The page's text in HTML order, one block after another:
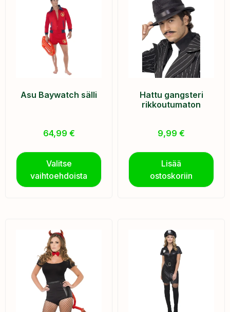
Asu Baywatch sälli
64,99 €
Valitse
vaihtoehdoista
Hattu gangsteri
rikkoutumaton
9,99 €
Lisää
ostoskoriin